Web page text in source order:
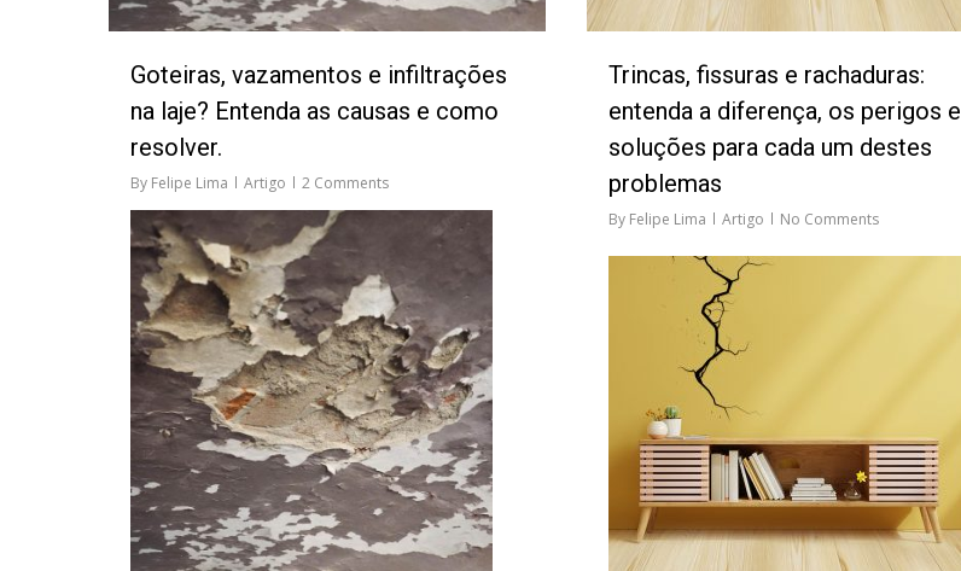
Goteiras, vazamentos e infiltrações
na laje? Entenda as causas e como
resolver.
By Felipe Lima Artigo 2 Comments
Trincas, fissuras e rachaduras:
entenda a diferença, os perigos e
soluções para cada um destes
problemas
By Felipe Lima Artigo No Comments